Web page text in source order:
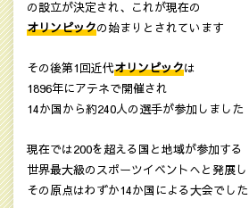
の設立が決定され、これが現在の
オリンピックの始まりとされています
その後第1回近代オリンピックは
1896年にアテネで開催され
14か国から約240人の選手が参加しました
現在では200を超える国と地域が参加する
世界最大級のスポーツイベントへと発展
その原点はわずか14か国による大会でした